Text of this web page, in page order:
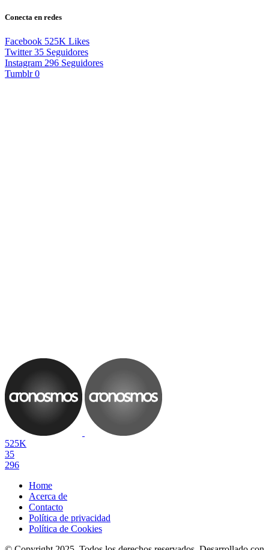
Conecta en redes
Facebook 525K Likes
Twitter 35 Seguidores
Instagram 296 Seguidores
Tumblr 0
525K
35
296
Home
Acerca de
Contacto
Política de privacidad
Política de Cookies